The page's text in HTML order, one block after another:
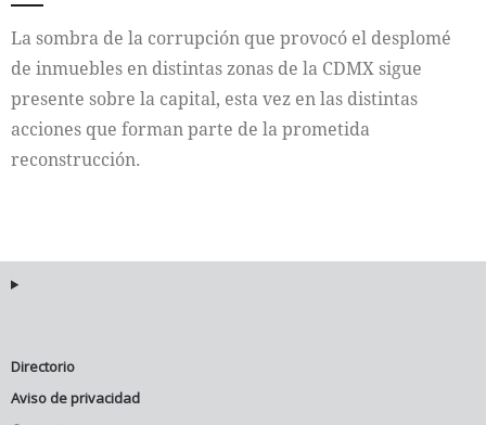
Cultura
La sombra de la corrupción que provocó el desplomé
de inmuebles en distintas zonas de la CDMX sigue
presente sobre la capital, esta vez en las distintas
acciones que forman parte de la prometida
reconstrucción.
Directorio
Aviso de privacidad